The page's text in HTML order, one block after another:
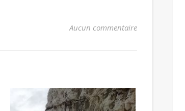
Aucun commentaire